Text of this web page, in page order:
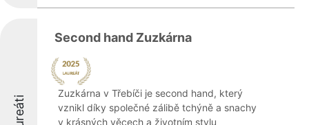
Second hand Zuzkárna
Zuzkárna v Třebíči je second hand, který
vznikl díky společné zálibě tchýně a snachy
v krásných věcech a životním stylu